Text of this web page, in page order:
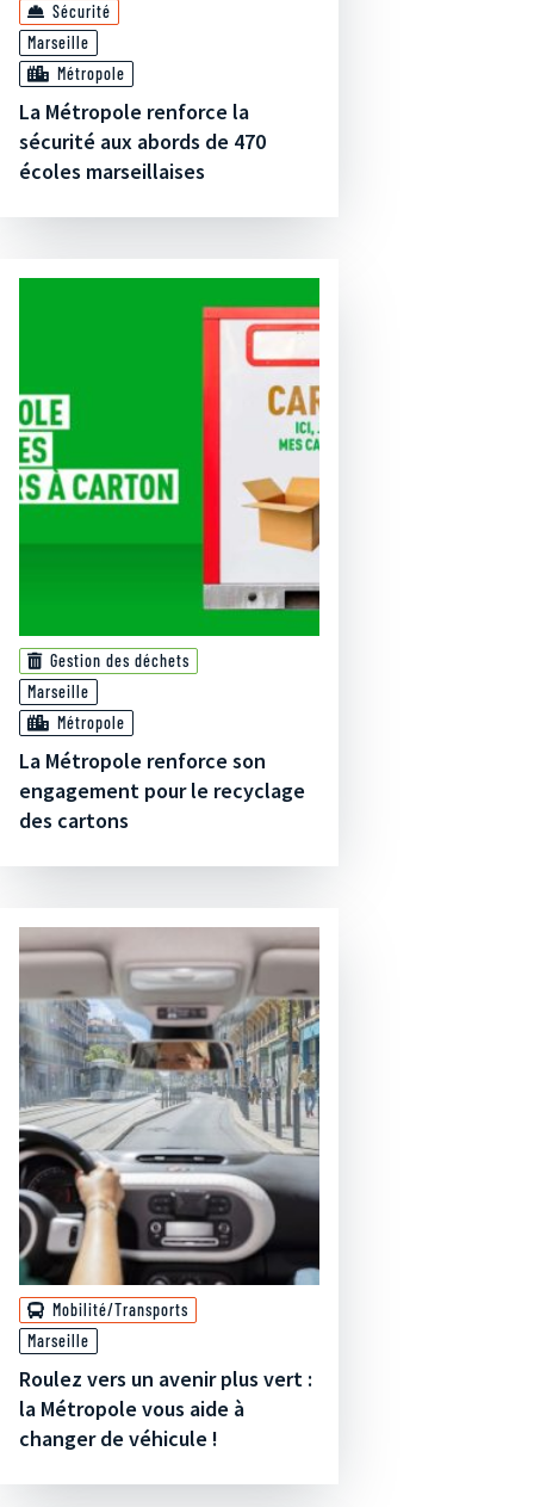
Sécurité
Marseille
Métropole
La Métropole renforce la
sécurité aux abords de 470
écoles marseillaises
Gestion des déchets
Marseille
Métropole
La Métropole renforce son
engagement pour le recyclage
des cartons
Mobilité/Transports
Marseille
Roulez vers un avenir plus vert :
la Métropole vous aide à
changer de véhicule !